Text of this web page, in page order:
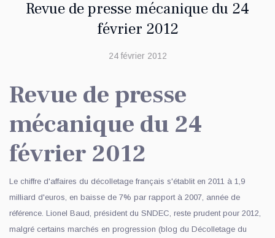
Revue de presse mécanique du 24
février 2012
24 février 2012
Revue de presse
mécanique du 24
février 2012
Le chiffre d'affaires du décolletage français s'établit en 2011 à 1,9
milliard d'euros, en baisse de 7% par rapport à 2007, année de
référence. Lionel Baud, président du SNDEC, reste prudent pour 2012,
malgré certains marchés en progression (blog du Décolletage du